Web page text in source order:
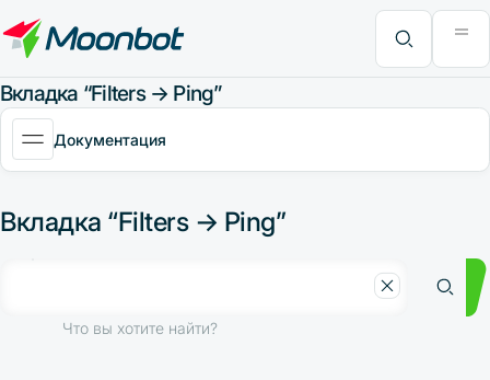
MoonBonus
Дополнительно
Книга
Вкладка “Filters → Ping”
Документация
Вкладка “Filters → Ping”
Что вы хотите найти?